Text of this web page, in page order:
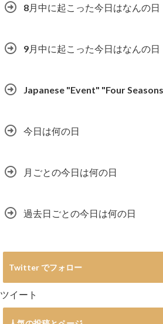
8月中に起こった今日はなんの日
9月中に起こった今日はなんの日
Japanese "Event" "Four
今日は何の日
月ごとの今日は何の日
過去日ごとの今日は何の日
Twitter でフォロー
ツイート